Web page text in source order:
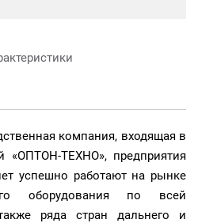
компания, входящая в
«ОПТОН-ТЕХНО», предприятия
успешно работают на рынке
оборудования по всей
ряда стран дальнего и